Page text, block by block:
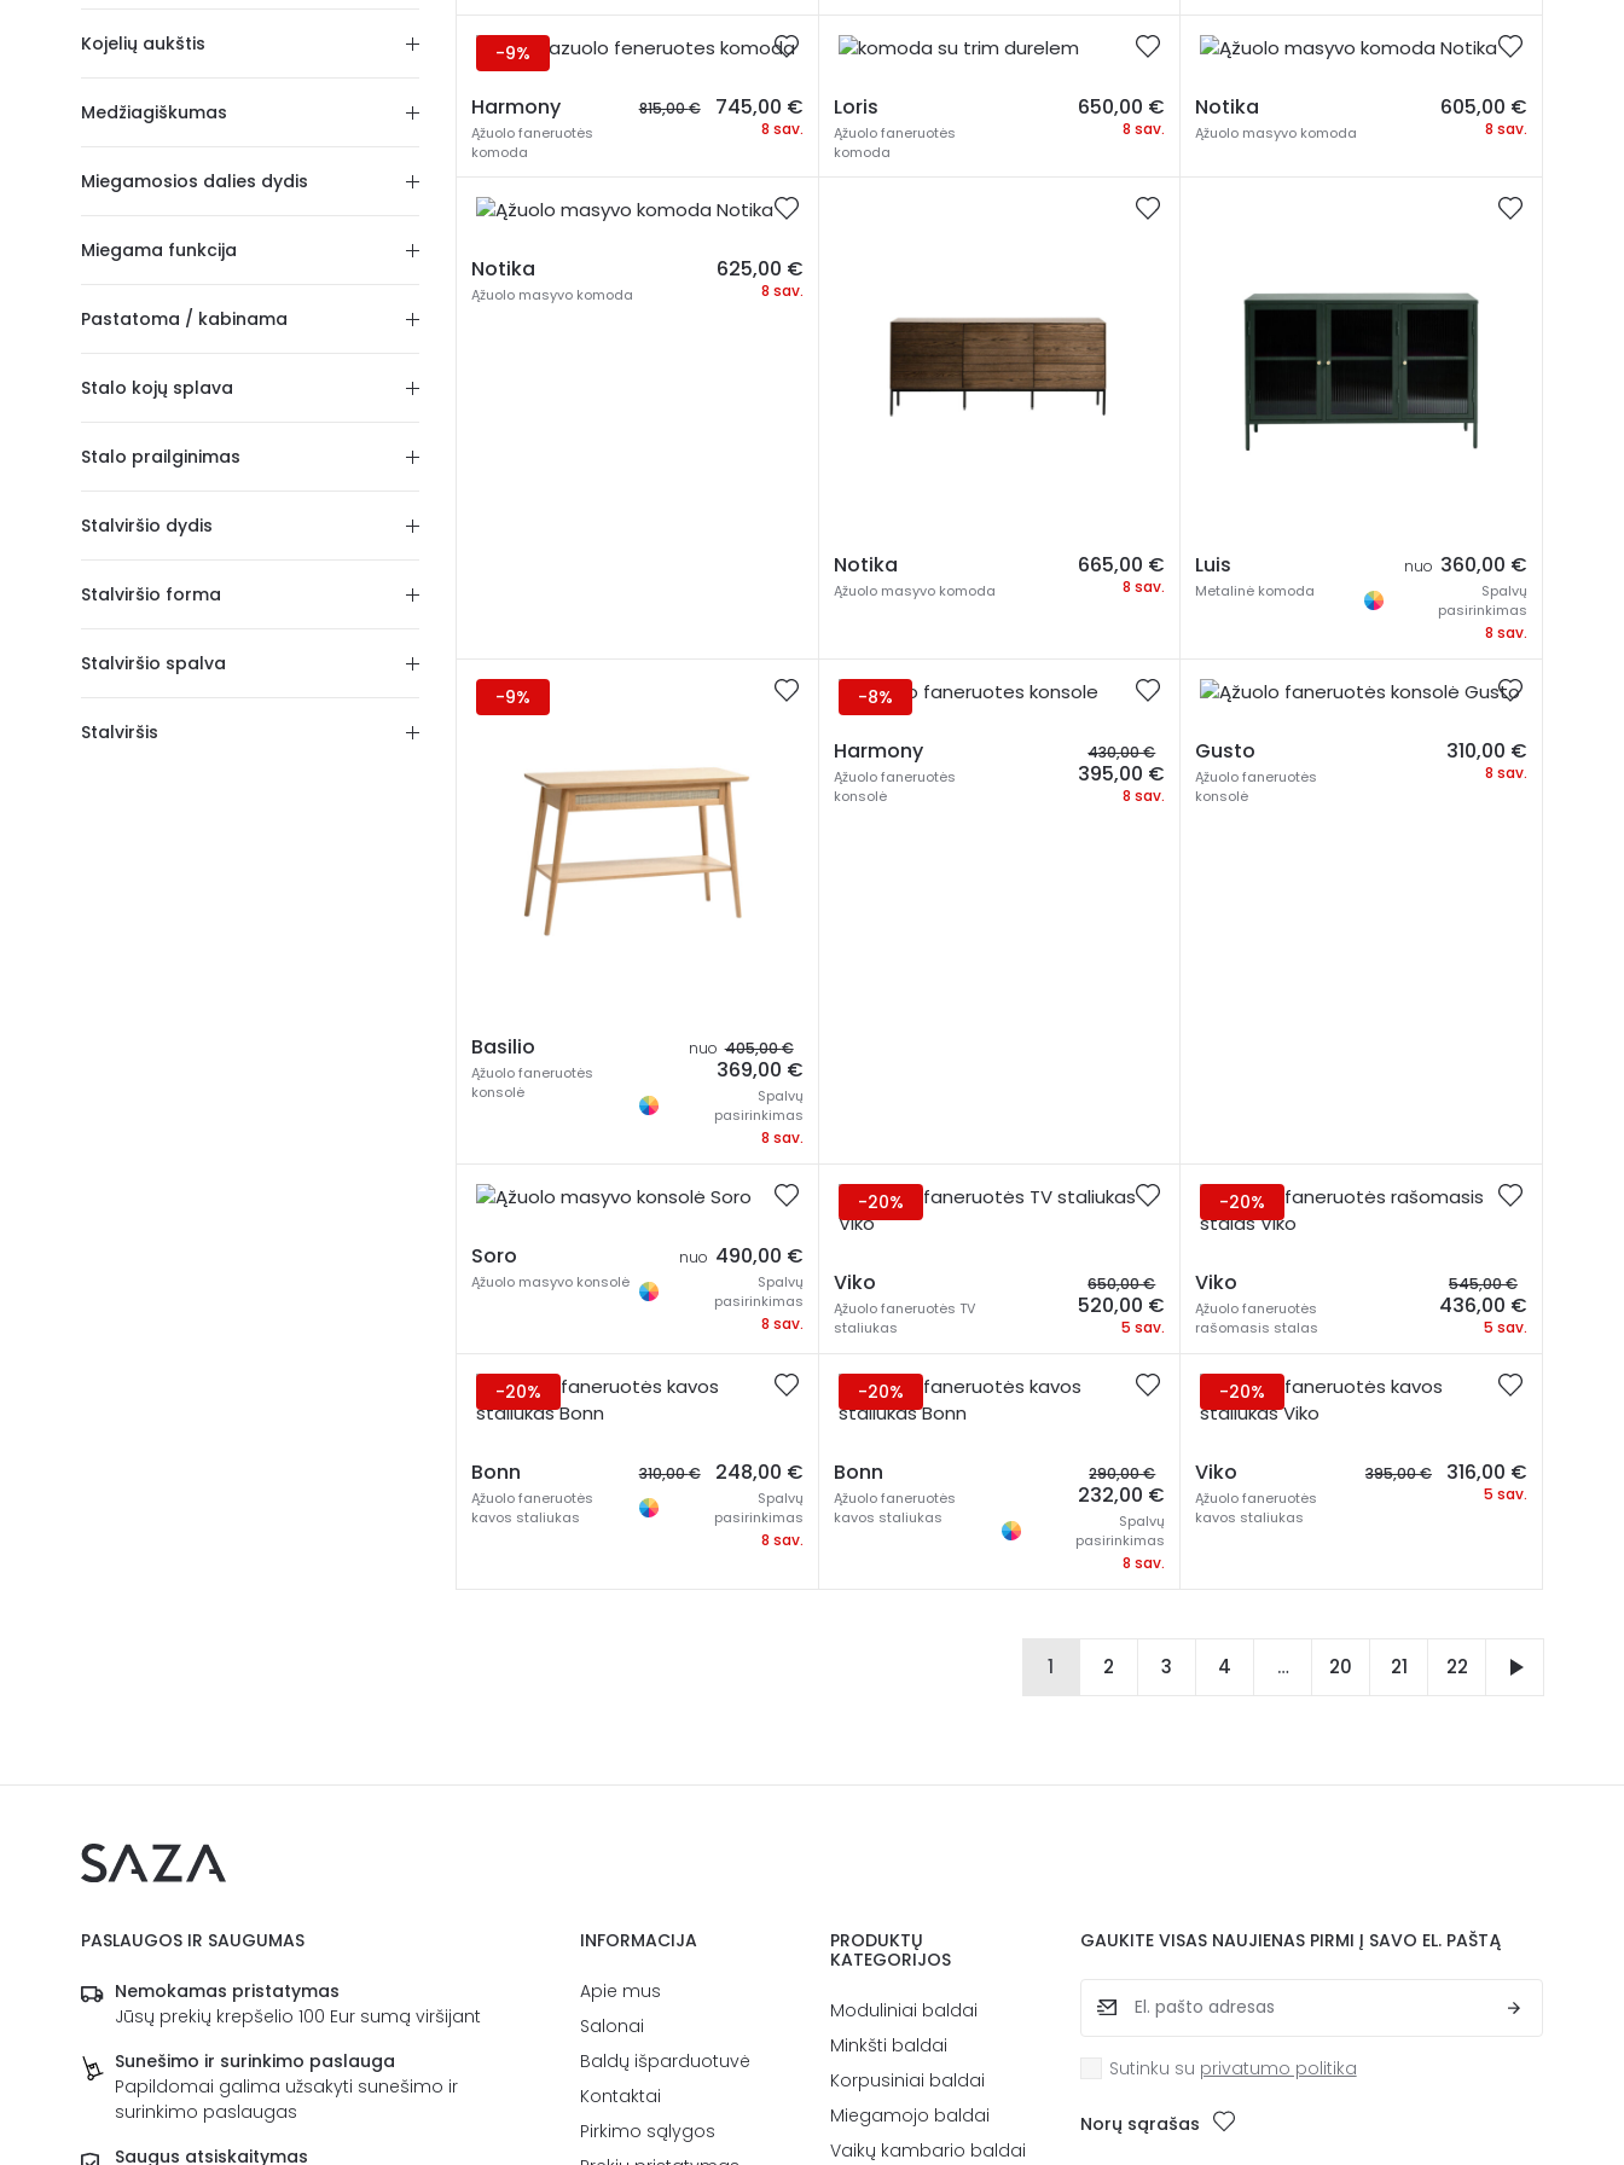
Kojelių aukštis
Medžiagiškumas
Miegamosios dalies dydis
Miegama funkcija
Pastatoma / kabinama
Stalo kojų splava
Stalo prailginimas
Stalviršio dydis
Stalviršio forma
Stalviršio spalva
Stalviršis
-9%
Harmony
Ąžuolo faneruotės
komoda
815,00€
Original
price
745,00 €Current
price
8 sav.
Loris
Ąžuolo faneruotės
komoda
650,00 €
8 sav.
Notika
Ąžuolo masyvo komoda
605,00 €
8 sav.
Notika
Ąžuolo masyvo komoda
625,00 €
8 sav.
Notika
Ąžuolo masyvo komoda
665,00 €
8 sav.
Luis
Metalinė komoda
nuo 360,00 €
Spalvų
pasirinkimas
8 sav.
-9%
Basilio
Ąžuolo faneruotės
konsolė
nuo 405,00€
369,00 €
Spalvų
pasirinkimas
8 sav.
-8%
Harmony
Ąžuolo faneruotės
konsolė
430,00€
Original
price
was:
395,00 € Current
price
8 sav.
Gusto
Ąžuolo faneruotės
konsolė
310,00 €
8 sav.
Soro
Ąžuolo masyvo konsolė
nuo 490,00 €
Spalvų
pasirinkimas
8 sav.
-20%
Viko
Ąžuolo faneruotės TV
staliukas
650,00€
Original
price
was:
520,00 € Current
price
520,00 €.
5 sav.
-20%
Viko
Ąžuolo faneruotės
rašomasis stalas
545,00€
price
was:
436,00 €Current
price
5 sav.
-20%
Bonn
Ąžuolo faneruotės
kavos staliukas
310,00€
Original
price
was:
310,00 €.
248,00 €Current
price
is:
248,00 €.
Spalvų
pasirinkimas
8 sav.
-20%
Bonn
Ąžuolo faneruotės
kavos staliukas
290,00€
Original
price
was:
232,00 € Current
price
Spalvų
pasirinkimas
8 sav.
-20%
Viko
Ąžuolo faneruotės
kavos staliukas
395,00€
Original
price
316,00 €Current
price
5 sav.
1 2 3 4 … 20 21 22
PASLAUGOS IR SAUGUMAS
Nemokamas pristatymas
Jūsų prekių krepšelio 100 Eur sumą viršijant
Sunešimo ir surinkimo paslauga
Papildomai galima užsakyti sunešimo ir
surinkimo paslaugas
Saugus atsiskaitymas
INFORMACIJA
Apie mus
Salonai
Baldų išparduotuvė
Kontaktai
Pirkimo sąlygos
PRODUKTŲ
KATEGORIJOS
Moduliniai baldai
Minkšti baldai
Korpusiniai baldai
Miegamojo baldai
Vaikų kambario baldai
GAUKITE VISAS NAUJIENAS PIRMI Į SAVO EL. PAŠTĄ
Sutinku su privatumo politika
Norų sąrašas